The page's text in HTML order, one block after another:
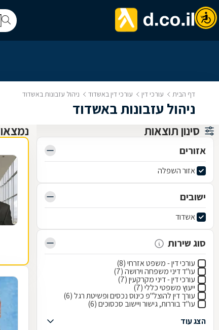
דף הבית עורכי דין עורכי דין באשדוד ניהול עזבונות באשדוד
ניהול עזבונות באשדוד
סינון תוצאות
אזורים
אזור השפלה
ישובים
אשדוד
סוג שירות
עורכי דין - משפט אזרחי (8)
עו"ד דיני משפחה וירושה (7)
עורכי דין - דיני מקרקעין (7)
ייעוץ משפטי כללי (7)
עורך דין להוצל"פ כינוס נכסים ופשיטת רגל (6)
עו"ד בוררות, גישור ויישוב סכסוכים (6)
הצג עוד
נמצאו 8 עורכי דין